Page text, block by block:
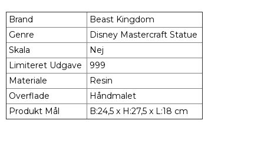
Brand
Beast Kingdom
Genre
Disney Mastercraft Statue
Skala
Nej
Limiteret Udgave
999
Materiale
Resin
Overflade
Håndmalet
Produkt Mål
B:24,5 x H:27,5 x L:18 cm